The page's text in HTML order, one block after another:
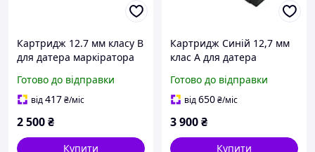
Картридж 12.7 мм класу В
для датера маркіратора
сольвент
Готово до відправки
від417₴/міс
2 500₴
Купити
Картридж Синій 12,7 мм
клас А для датера
ручного сольвента
Готово до відправки
від650₴/міс
3 900₴
Купити